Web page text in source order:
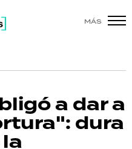
MÁS
a dar a
dura